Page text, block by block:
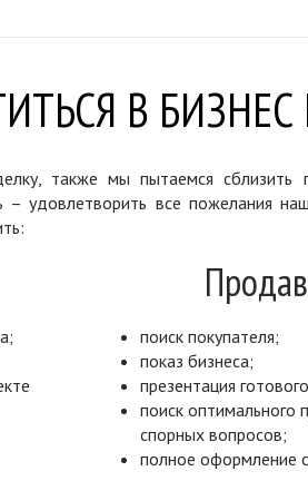
В БИЗНЕС
также мы пытаемся сблизить
– удовлетворить все пожелания
поиск покупателя;
показ бизнеса;
презентация
поиск оптимального
спорных вопросов;
полное оформление